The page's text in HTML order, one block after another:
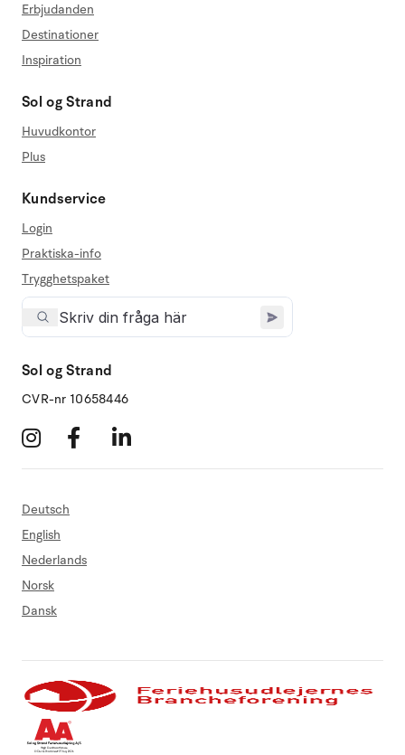
Erbjudanden
Destinationer
Inspiration
Sol og Strand
Huvudkontor
Plus
Kundservice
Login
Praktiska-info
Trygghetspaket
Sol og Strand
CVR-nr 10658446
Deutsch
English
Nederlands
Norsk
Dansk